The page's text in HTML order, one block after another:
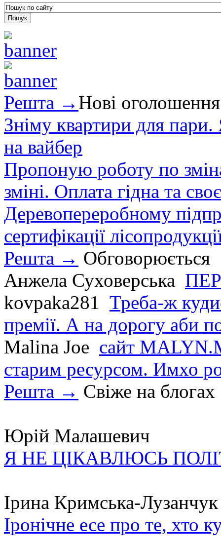
Решта → Нові оголошення
Зніму квартири для
на вайбер
Пропоную роботу по
зміні. Оплата гідна та
Деревопереробному
сертифікації
Решта → Обговорюється
Анжела Суховерська
kovpaka281 Треба-ж
премії. А на дорогу аби
Malina Joe сайт
старим ресурсом. Имхо
Решта → Свіже на блогах
Юрій Малашевич
Я НЕ ЦІКАВЛЮСЬ
Ірина Кримська-Лузанчук
Іронічне есе про те, хто